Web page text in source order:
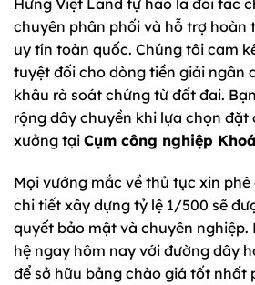
chuyên phân phối và hỗ trợ hoàn
uy tín toàn quốc. Chúng tôi cam
tuyệt đối cho dòng tiền giải ngân
khâu rà soát chứng từ đất đai.
rộng dây chuyền khi lựa chọn đặt
xưởng tại Cụm công nghiệp
Mọi vướng mắc về thủ tục xin
chi tiết xây dựng tỷ lệ 1/500 sẽ
quyết bảo mật và chuyên nghiệp.
hệ ngay hôm nay với đường dây
để sở hữu bảng chào giá tốt nhất